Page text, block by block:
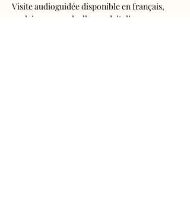
Visite audioguidée disponible en français,
anglais, espagnol, allemand, italien,